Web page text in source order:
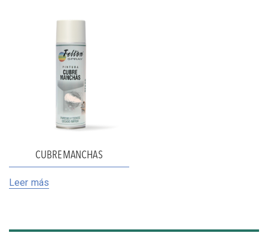
CUBREMANCHAS
Leer más